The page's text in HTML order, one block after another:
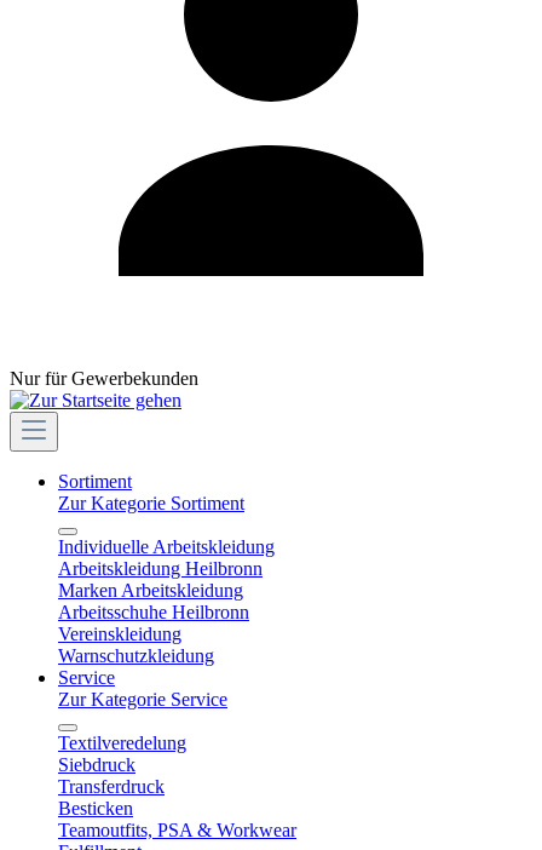
Nur für Gewerbekunden
Sortiment
Zur Kategorie Sortiment
Individuelle Arbeitskleidung
Arbeitskleidung Heilbronn
Marken Arbeitskleidung
Arbeitsschuhe Heilbronn
Vereinskleidung
Warnschutzkleidung
Service
Zur Kategorie Service
Textilveredelung
Siebdruck
Transferdruck
Besticken
Teamoutfits, PSA & Workwear